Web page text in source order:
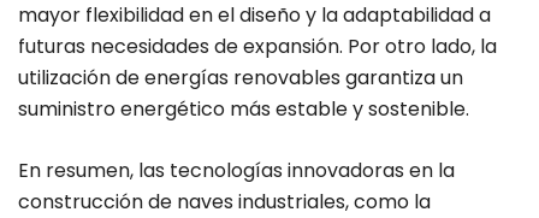
mayor flexibilidad en el diseño y la adaptabilidad a
futuras necesidades de expansión. Por otro lado, la
utilización de energías renovables garantiza un
suministro energético más estable y sostenible.
En resumen, las tecnologías innovadoras en la
construcción de naves industriales, como la